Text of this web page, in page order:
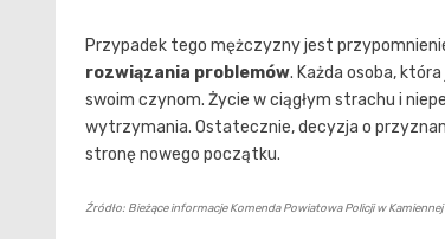
Przypadek tego mężczyzny jest
rozwiązania problemów. Każda osoba,
swoim czynom. Życie w ciągłym strachu i
wytrzymania. Ostatecznie, decyzja o
stronę nowego początku.
Źródło: Bieżące informacje Komenda Powiatowa Policji w Kamiennej